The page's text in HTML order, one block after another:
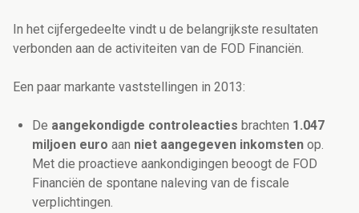
In het cijfergedeelte vindt u de belangrijkste resultaten
verbonden aan de activiteiten van de FOD Financiën.
Een paar markante vaststellingen in 2013:
De aangekondigde controleacties brachten 1.047
miljoen euro aan niet aangegeven inkomsten op.
Met die proactieve aankondigingen beoogt de FOD
Financiën de spontane naleving van de fiscale
verplichtingen.